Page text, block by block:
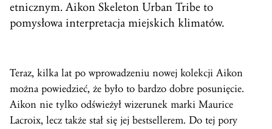
etnicznym. Aikon Skeleton Urban Tribe to
pomysłowa interpretacja miejskich klimatów.
Teraz, kilka lat po wprowadzeniu nowej kolekcji Aikon
można powiedzieć, że było to bardzo dobre posunięcie.
Aikon nie tylko odświeżył wizerunek marki Maurice
Lacroix, lecz także stał się jej bestsellerem. Do tej pory